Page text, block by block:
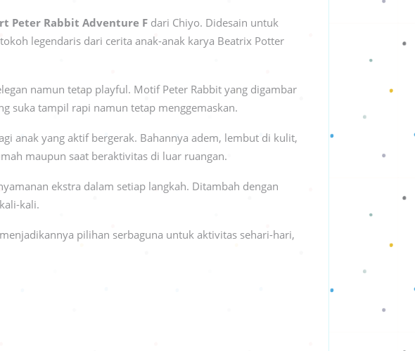
Peter Rabbit Adventure F dari Chiyo. Didesain untuk
legendaris dari cerita anak-anak karya Beatrix Potter
namun tetap playful. Motif Peter Rabbit yang digambar
suka tampil rapi namun tetap menggemaskan.
anak yang aktif bergerak. Bahannya adem, lembut di kulit,
maupun saat beraktivitas di luar ruangan.
ekstra dalam setiap langkah. Ditambah dengan
kali.
pilihan serbaguna untuk aktivitas sehari-hari,